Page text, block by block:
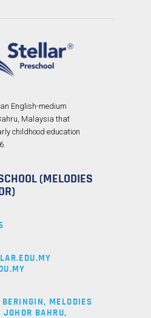
English-medium
Malaysia that
childhood education
(MELODIES
MELODIES
BAHRU,